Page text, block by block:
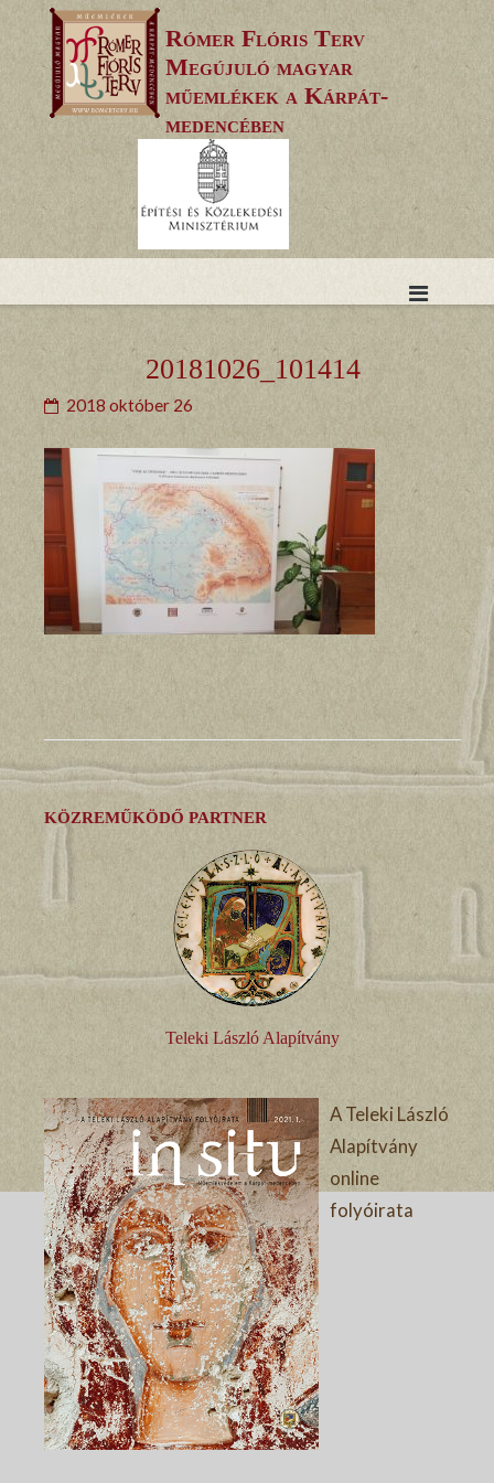
to
content
Rómer Flóris Terv
Megújuló magyar
műemlékek a Kárpát-
medencében
20181026_101414
2018 október 26
KÖZREMŰKÖDŐ PARTNER
Teleki László Alapítvány
A Teleki László
Alapítvány
online
folyóirata